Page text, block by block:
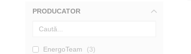
PRODUCATOR
EnergoTeam
3